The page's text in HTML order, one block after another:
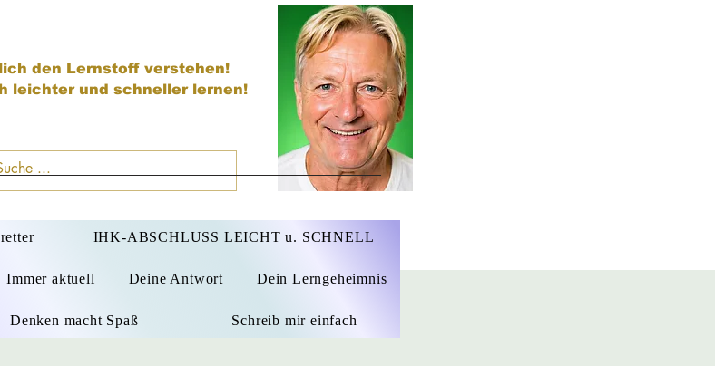
den Lernstoff verstehen!
leichter und schneller lernen!
Dr. Marius Ebert
IHK-ABSCHLUSS LEICHT u. SCHNELL
Immer aktuell Deine Antwort Dein Lerngeheimnis
Denken macht Spaß Schreib mir einfach